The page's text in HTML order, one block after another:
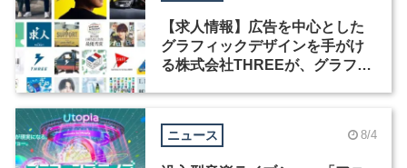
【求人情報】広告を中心とした
グラフィックデザインを手がけ
る株式会社THREEが、グラフィ
ニュース 8/4